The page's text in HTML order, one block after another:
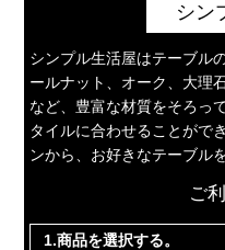
シン
シンプル生活屋はテーブル
ールナット、オーク、大理
など、豊富な材質をそろっ
タイルに合わせることがで
ンから、お好きなテーブル
ご
1.商品を選択する。